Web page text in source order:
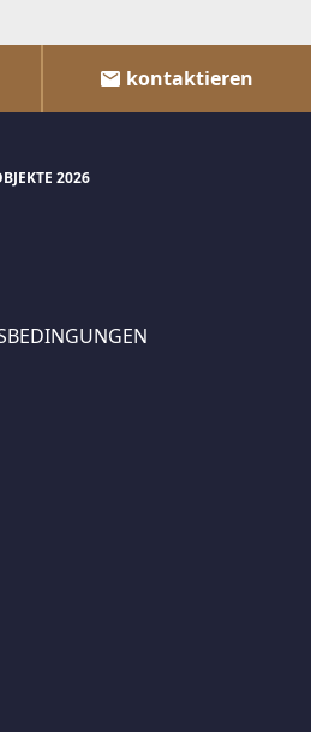
kontaktieren
2026